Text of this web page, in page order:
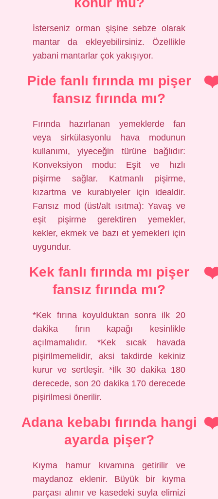
İsterseniz orman şişine sebze olarak
mantar da ekleyebilirsiniz. Özellikle
yabani mantarlar çok yakışıyor.
Pide fanlı fırında mı pişer
fansız fırında mı?
Fırında hazırlanan yemeklerde fan
veya sirkülasyonlu hava modunun
kullanımı, yiyeceğin türüne bağlıdır:
Konveksiyon modu: Eşit ve hızlı
pişirme sağlar. Katmanlı pişirme,
kızartma ve kurabiyeler için idealdir.
Fansız mod (üst/alt ısıtma): Yavaş ve
eşit pişirme gerektiren yemekler,
kekler, ekmek ve bazı et yemekleri için
uygundur.
Kek fanlı fırında mı pişer
fansız fırında mı?
*Kek fırına koyulduktan sonra ilk 20
dakika fırın kapağı kesinlikle
açılmamalıdır. *Kek sıcak havada
pişirilmemelidir, aksi takdirde kekiniz
kurur ve sertleşir. *İlk 30 dakika 180
derecede, son 20 dakika 170 derecede
pişirilmesi önerilir.
Adana kebabı fırında hangi
ayarda pişer?
Kıyma hamur kıvamına getirilir ve
maydanoz eklenir. Büyük bir kıyma
parçası alınır ve kasedeki suyla elimizi